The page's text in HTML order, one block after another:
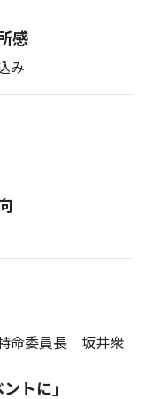
感
み
命委員長 坂井衆
トに｣